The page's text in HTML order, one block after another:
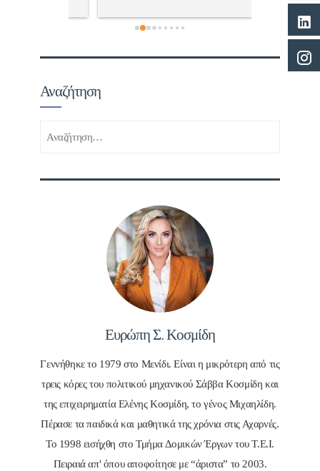
Αναζήτηση
Ευρώπη Σ. Κοσμίδη
Γεννήθηκε το 1979 στο Μενίδι. Είναι η μικρότερη από τις
τρεις κόρες του πολιτικού μηχανικού Σάββα Κοσμίδη και
της επιχειρηματία Ελένης Κοσμίδη, το γένος Μιχαηλίδη.
Πέρασε τα παιδικά και μαθητικά της χρόνια στις Αχαρνές.
Το 1998 εισήχθη στο Τμήμα Δομικών Έργων του Τ.Ε.Ι.
Πειραιά απ' όπου αποφοίτησε με “άριστα” το 2003.